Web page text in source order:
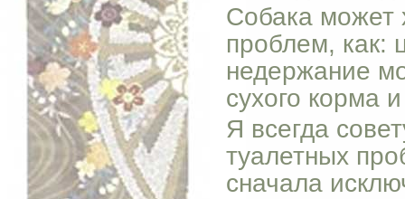
Собака может
проблем, как:
недержание
сухого корма
Я всегда
туалетных
сначала